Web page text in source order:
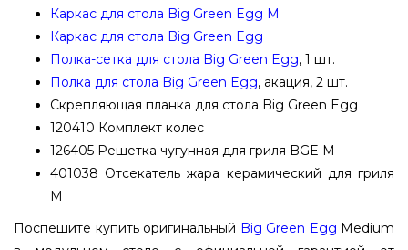
Каркас для стола Big Green Egg M
Каркас для стола Big Green Egg
Полка-сетка для стола Big Green Egg, 1 шт.
Полка для стола Big Green Egg, акация, 2 шт.
Скрепляющая планка для стола Big Green Egg
120410 Комплект колес
126405 Решетка чугунная для гриля BGE M
401038 Отсекатель жара керамический для гриля
M
Поспешите купить оригинальный Big Green Egg Medium